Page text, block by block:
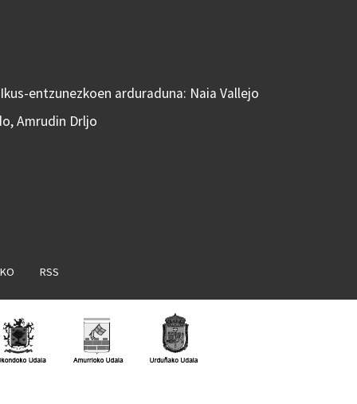
entzunezkoen arduraduna: Naia Vallejo
Amrudin Drljo
RSS